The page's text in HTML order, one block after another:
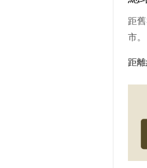
距
市。
距